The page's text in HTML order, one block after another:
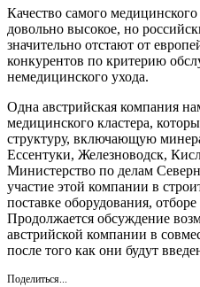
Качество самого
довольно высокое, но
значительно отстают от
конкурентов по критерию
немедицинского ухода.
Одна австрийская компания
медицинского кластера,
структуру, включающую
Ессентуки, Железноводск,
Министерство по делам
участие этой компании в
поставке оборудования,
Продолжается обсуждение
австрийской компании в
после того как они будут
Поделиться...